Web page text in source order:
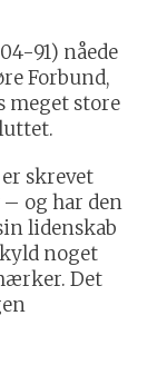
91) nåede
Forbund,
meget store
skrevet
– og har den
lidenskab
noget
Det